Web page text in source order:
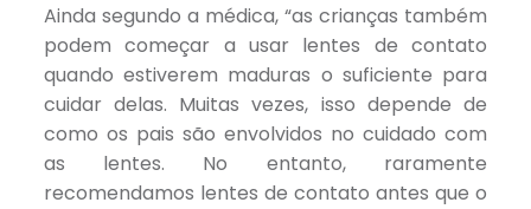
Ainda segundo a médica, “as crianças também
podem começar a usar lentes de contato
quando estiverem maduras o suficiente para
cuidar delas. Muitas vezes, isso depende de
como os pais são envolvidos no cuidado com
as lentes. No entanto, raramente
recomendamos lentes de contato antes que o